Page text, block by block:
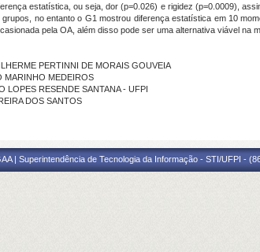
estatística, ou seja, dor (p=0.026) e rigidez (p=0.0009),
no entanto o G1 mostrou diferença estatística em 10
pela OA, além disso pode ser uma alternativa viável na
PERTINNI DE MORAIS GOUVEIA
MARINHO MEDEIROS
LOPES RESENDE SANTANA - UFPI
DOS SANTOS
| Superintendência de Tecnologia da Informação - STI/UFPI -